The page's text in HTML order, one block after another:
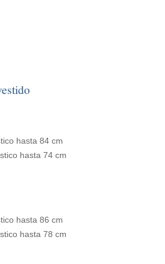
hasta 84 cm
hasta 74 cm
hasta 86 cm
hasta 78 cm